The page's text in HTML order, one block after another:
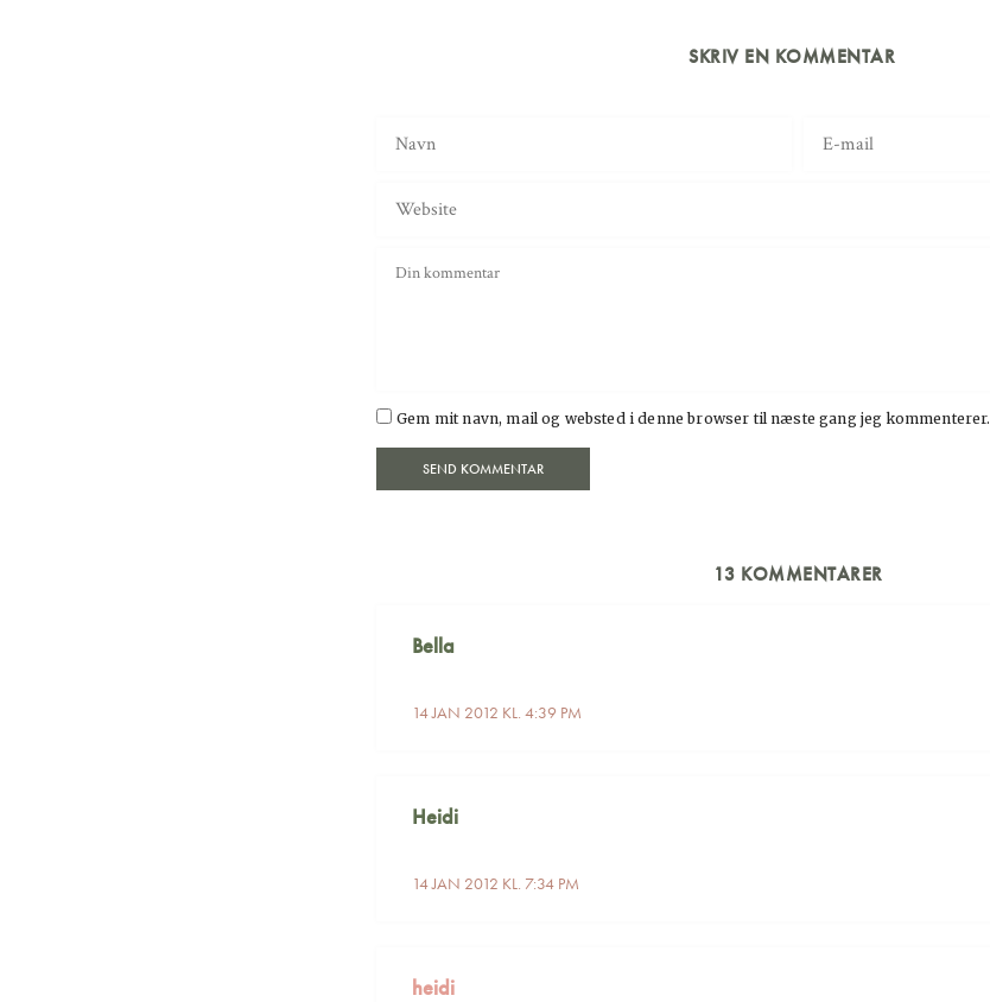
SKRIV EN KOMMENTAR
Gem mit navn, mail og websted i denne browser til næste gang jeg kommenterer.
13 KOMMENTARER
Bella
14 JAN 2012 KL. 4:39 PM
Heidi
14 JAN 2012 KL. 7:34 PM
heidi